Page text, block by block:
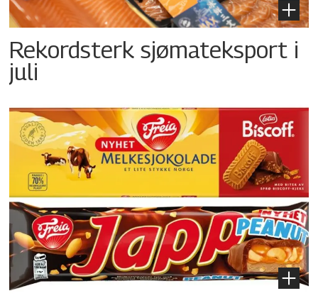
Rekordsterk sjømateksport i
juli